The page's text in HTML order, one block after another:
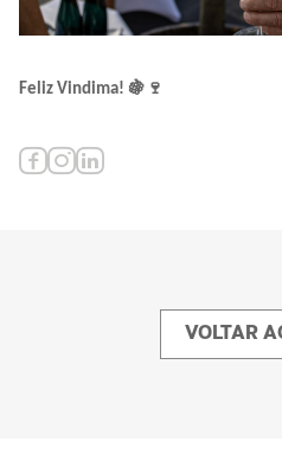
Feliz Vindima! 🍇🍷
VOLTAR